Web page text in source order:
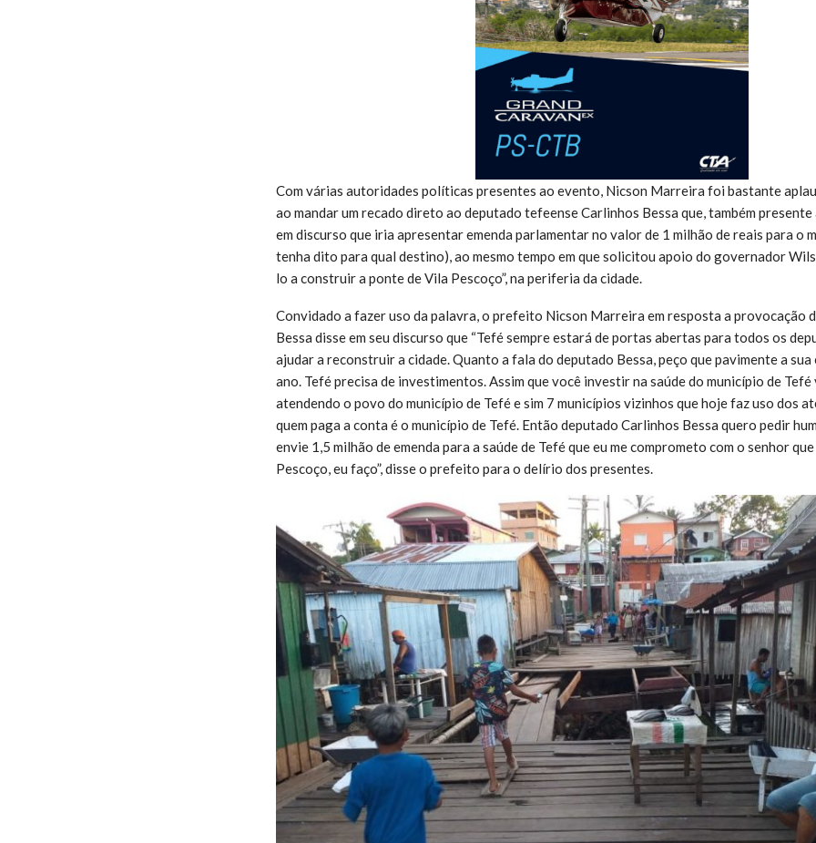
Com várias autoridades políticas presentes ao evento, Nicson Marreira foi bastante
ao mandar um recado direto ao deputado tefeense Carlinhos Bessa que, também
em discurso que iria apresentar emenda parlamentar no valor de 1 milhão de reais para o
tenha dito para qual destino), ao mesmo tempo em que solicitou apoio do governador
lo a construir a ponte de Vila Pescoço”, na periferia da cidade.
Convidado a fazer uso da palavra, o prefeito Nicson Marreira em resposta a provocação
Bessa disse em seu discurso que “Tefé sempre estará de portas abertas para todos os
ajudar a reconstruir a cidade. Quanto a fala do deputado Bessa, peço que pavimente a
ano. Tefé precisa de investimentos. Assim que você investir na saúde do município de
atendendo o povo do município de Tefé e sim 7 municípios vizinhos que hoje faz uso dos
quem paga a conta é o município de Tefé. Então deputado Carlinhos Bessa quero pedir
envie 1,5 milhão de emenda para a saúde de Tefé que eu me comprometo com o senhor
Pescoço, eu faço”, disse o prefeito para o delírio dos presentes.